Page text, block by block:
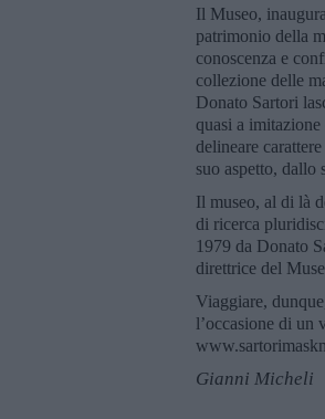
Il Museo,
patrimonio della
conoscenza e
collezione delle
Donato Sartori
quasi a
delineare
suo aspetto, dallo
Il museo, al di là
di ricerca
1979 da Donato
direttrice del
Viaggiare,
l’occasione di un
Gianni Micheli